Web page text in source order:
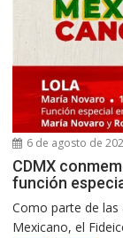
6 de agosto de
CDMX
función
Como parte de las
Mexicano, el